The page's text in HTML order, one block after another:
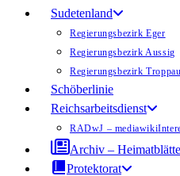
Sudetenland
Regierungsbezirk Eger
Regierungsbezirk Aussig
Regierungsbezirk Troppau
Schöberlinie
Reichsarbeitsdienst
RADwJ – mediawiki
Archiv –
Protektorat